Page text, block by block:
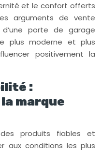
et le confort offerts
arguments de vente
porte de garage
plus moderne et plus
positivement la
:
la marque
produits fiables et
aux conditions les plus